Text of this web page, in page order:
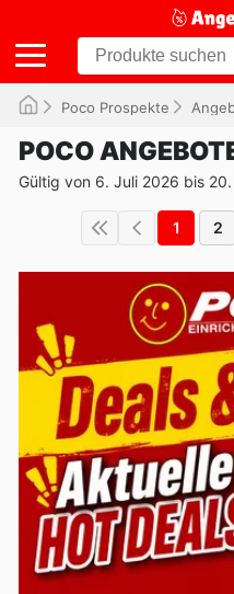
Poco Prospekte
POCO
Gültig von 6. Juli 2026 bis
1 2